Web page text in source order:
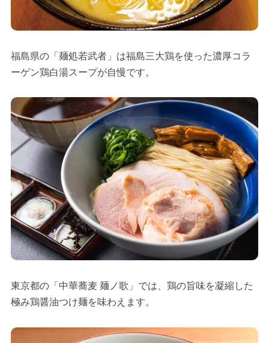
福島県の「麺処若武者」は福島三大鶏を使った濃厚コラ
ーゲン鶏白湯スープが自慢です。
東京都の「中華蕎麦 麺ノ歌」では、鶏の旨味を凝縮した
極み鶏醤油つけ麺を味わえます。